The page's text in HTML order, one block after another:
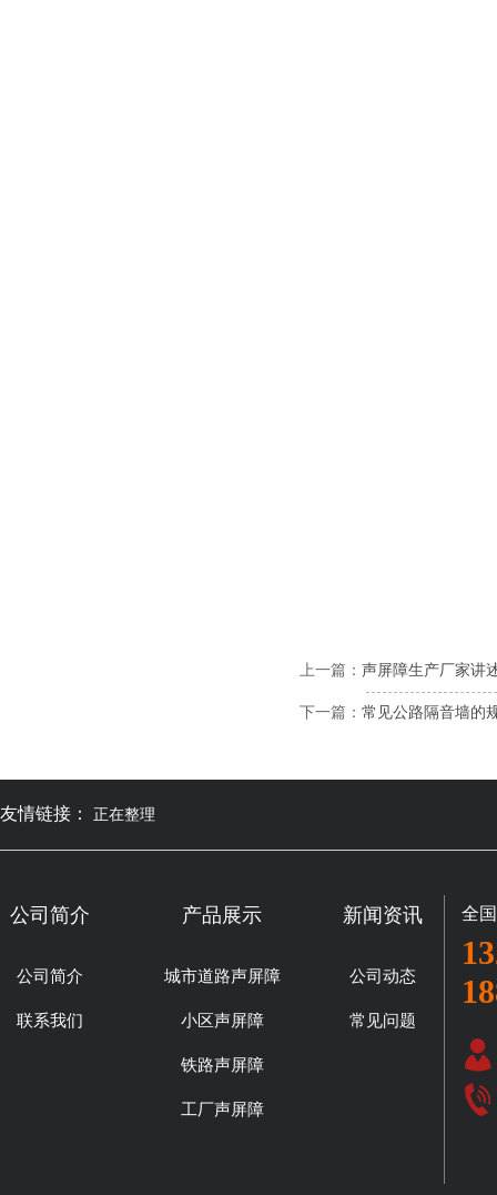
上一篇： 声屏障生产厂家讲
下一篇： 常见公路隔音墙的
友情链接： 正在整理
公司简介
公司简介
联系我们
产品展示
城市道路声屏障
小区声屏障
铁路声屏障
工厂声屏障
新闻资讯
公司动态
常见问题
全